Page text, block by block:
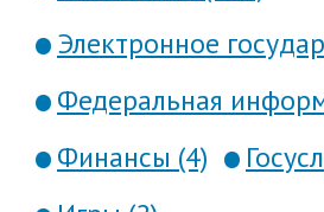
Электронное
Федеральная
Финансы (4)